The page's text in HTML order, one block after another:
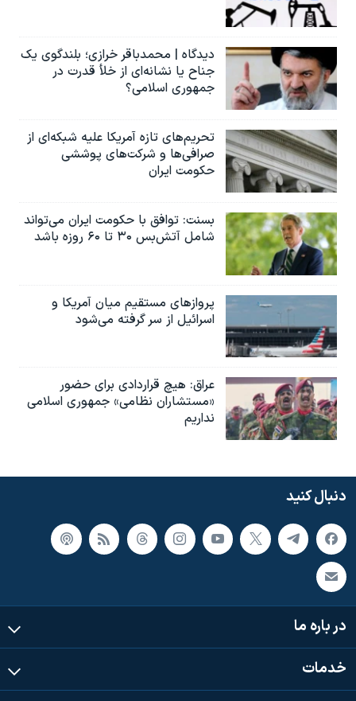
دیدگاه | محمدباقر خرازی؛ بلندگوی یک
جناح یا نشانه‌ای از خلأ قدرت در
جمهوری اسلامی؟
تحریم‌های تازه آمریکا علیه شبکه‌ای از
صرافی‌ها و شرکت‌های پوششی
حکومت ایران
بسنت: توافق با حکومت ایران می‌تواند
شامل آتش‌بس ۳۰ تا ۶۰ روزه باشد
پروازهای مستقیم میان آمریکا و
اسرائیل از سر گرفته می‌شود
عراق: هیچ قراردادی برای حضور
«مستشاران نظامی» جمهوری اسلامی
نداریم
دنبال کنید
در باره ما
خدمات